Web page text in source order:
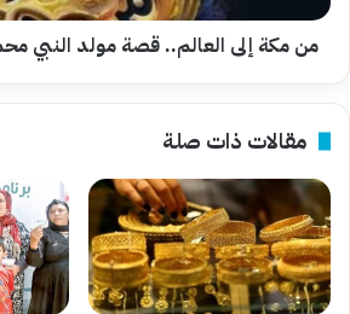
التي
غيرت
من مكة إلى العالم.. قصة مولد النبي
مقالات ذات صلة